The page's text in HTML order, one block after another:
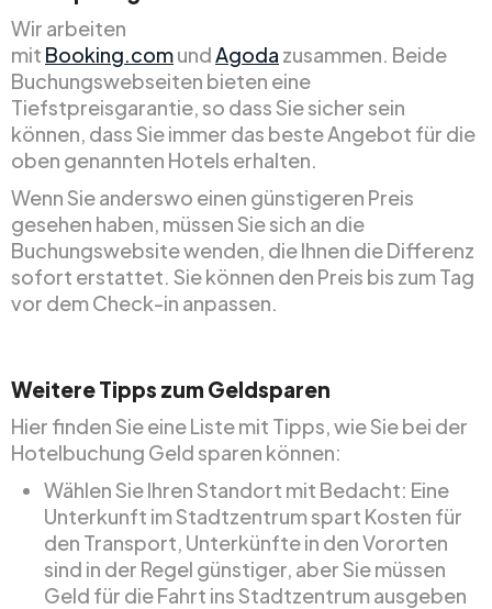
Wir arbeiten
mit Booking.comundAgoda zusammen. Beide
Buchungswebseiten bieten eine
Tiefstpreisgarantie, so dass Sie sicher sein
können, dass Sie immer das beste Angebot für die
oben genannten Hotels erhalten.
Wenn Sie anderswo einen günstigeren Preis
gesehen haben, müssen Sie sich an die
Buchungswebsite wenden, die Ihnen die Differenz
sofort erstattet. Sie können den Preis bis zum Tag
vor dem Check-in anpassen.
Weitere Tipps zum Geldsparen
Hier finden Sie eine Liste mit Tipps, wie Sie bei der
Hotelbuchung Geld sparen können:
Wählen Sie Ihren Standort mit Bedacht: Eine
Unterkunft im Stadtzentrum spart Kosten für
den Transport, Unterkünfte in den Vororten
sind in der Regel günstiger, aber Sie müssen
Geld für die Fahrt ins Stadtzentrum ausgeben